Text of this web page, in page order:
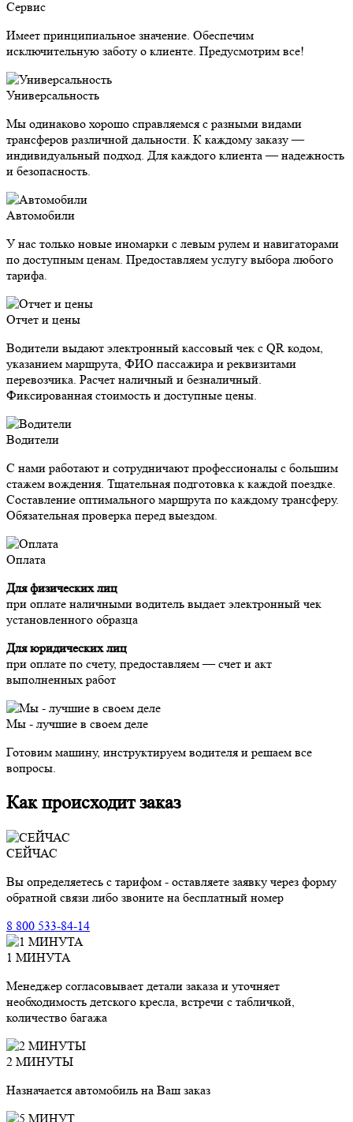
Сервис
Имеет принципиальное значение. Обеспечим
исключительную заботу о клиенте. Предусмотрим все!
Универсальность
Мы одинаково хорошо справляемся с разными видами
трансферов различной дальности. К каждому заказу —
индивидуальный подход. Для каждого клиента — надежность
и безопасность.
Автомобили
У нас только новые иномарки с левым рулем и навигаторами
по доступным ценам. Предоставляем услугу выбора любого
тарифа.
Отчет и цены
Водители выдают электронный кассовый чек с QR кодом,
указанием маршрута, ФИО пассажира и реквизитами
перевозчика. Расчет наличный и безналичный.
Фиксированная стоимость и доступные цены.
Водители
С нами работают и сотрудничают профессионалы с большим
стажем вождения. Тщательная подготовка к каждой поездке.
Составление оптимального маршрута по каждому трансферу.
Обязательная проверка перед выездом.
Оплата
Для физических лиц
при оплате наличными водитель выдает электронный чек
установленного образца
Для юридических лиц
при оплате по счету, предоставляем — счет и акт
выполненных работ
Мы - лучшие в своем деле
Готовим машину, инструктируем водителя и решаем все
вопросы.
Как происходит заказ
СЕЙЧАС
Вы определяетесь с тарифом - оставляете заявку через форму
обратной связи либо звоните на бесплатный номер
8 800 533-84-14
1 МИНУТА
Менеджер согласовывает детали заказа и уточняет
необходимость детского кресла, встречи с табличкой,
количество багажа
2 МИНУТЫ
Назначается автомобиль на Ваш заказ